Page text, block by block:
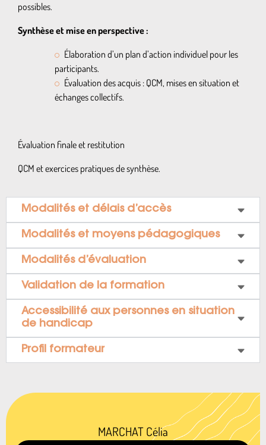
possibles.
Synthèse et mise en perspective :
Élaboration d’un plan d’action individuel pour les
participants.
Évaluation des acquis : QCM, mises en situation et
échanges collectifs.
Évaluation finale et restitution
QCM et exercices pratiques de synthèse.
Modalités et délais d’accès
Modalités et moyens pédagogiques
Modalités d’évaluation
Validation de la formation
Accessibilité aux personnes en situation
de handicap
Profil formateur
MARCHAT Célia